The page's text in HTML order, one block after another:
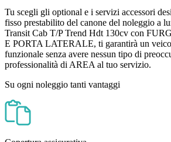
Tu scegli gli optional e i servizi accessori
fisso prestabilito del canone del noleggio a
Transit Cab T/P Trend Hdt 130cv con
E PORTA LATERALE, ti garantirà un
funzionale senza avere nessun tipo di
professionalità di AREA al tuo servizio.
Su ogni noleggio tanti vantaggi